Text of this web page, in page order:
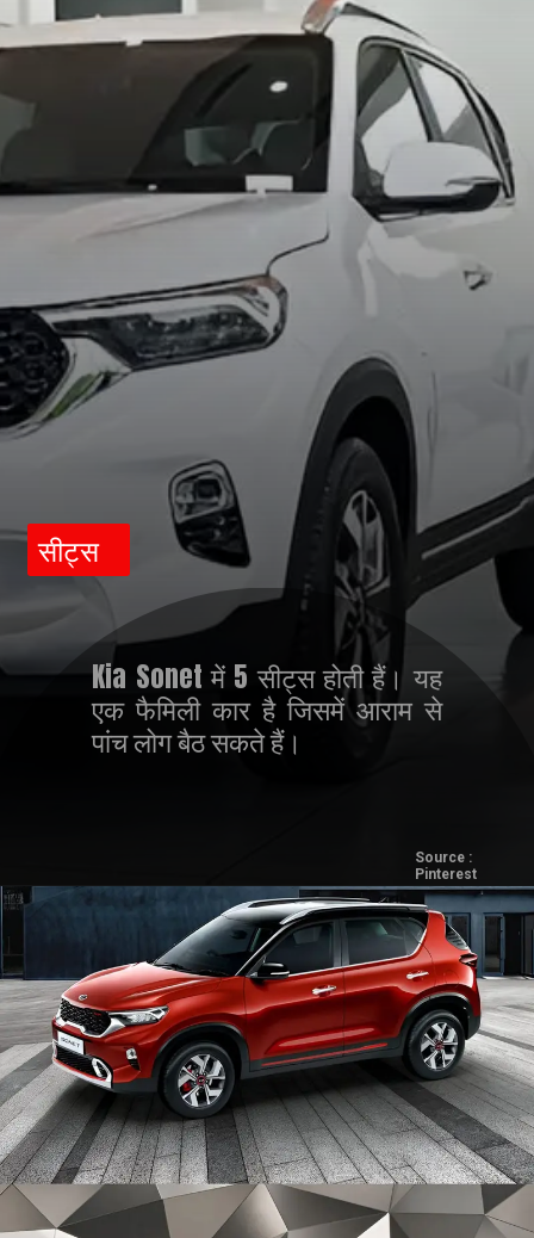
Kia Sonet में 5 सीट्स होती हैं। यह
एक फैमिली कार है जिसमें आराम से
पांच लोग बैठ सकते हैं।
सीट्स
Source :
Pinterest